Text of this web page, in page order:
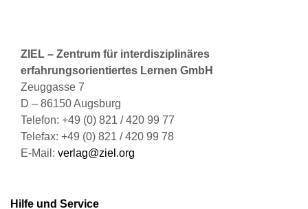
ZIEL – Zentrum für interdisziplinäres
erfahrungsorientiertes Lernen GmbH
Zeuggasse 7
D – 86150 Augsburg
Telefon: +49 (0) 821 / 420 99 77
Telefax: +49 (0) 821 / 420 99 78
E-Mail: verlag@ziel.org
Hilfe und Service